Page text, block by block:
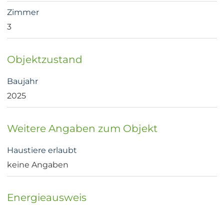
Zimmer
3
Objektzustand
Baujahr
2025
Weitere Angaben zum Objekt
Haustiere erlaubt
keine Angaben
Energieausweis